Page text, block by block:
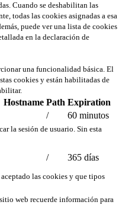
Cuando se deshabilitan las
todas las cookies asignadas a esa
puede ver una lista de cookies
en la declaración de
una funcionalidad básica. El
cookies y están habilitadas de
Hostname Path Expiration
/ 60 minutos
la sesión de usuario. Sin esta
/ 365 días
aceptado las cookies y que tipos
web recuerde información para